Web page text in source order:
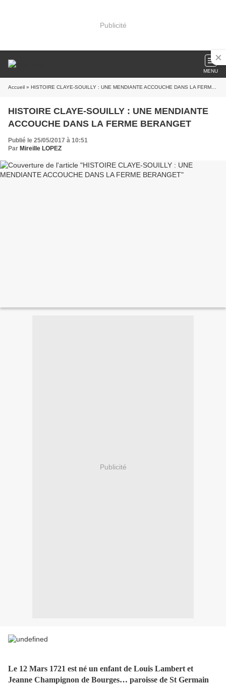
Publicité
MENU
Accueil » HISTOIRE CLAYE-SOUILLY : UNE MENDIANTE ACCOUCHE DANS LA FERME BERANGET
HISTOIRE CLAYE-SOUILLY : UNE MENDIANTE
ACCOUCHE DANS LA FERME BERANGET
Publié le 25/05/2017 à 10:51
Par Mireille LOPEZ
Publicité
Le 12 Mars 1721 est né un enfant de Louis Lambert et
Jeanne Champignon de Bourges… paroisse de St Germain